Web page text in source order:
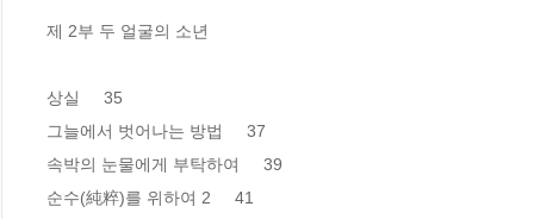
제 2부 두 얼굴의 소년
상실     35
그늘에서 벗어나는 방법     37
속박의 눈물에게 부탁하여     39
순수(純粹)를 위하여 2     41